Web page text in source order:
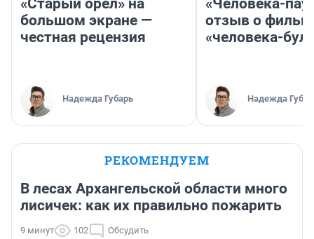
«Старый орел» на
большом экране —
честная рецензия
Надежда Губарь
«Человека-
отзыв о
«человека-
Надежда
РЕКОМЕНДУЕМ
В лесах Архангельской области много
лисичек: как их правильно пожарить
9 минут 102 Обсудить